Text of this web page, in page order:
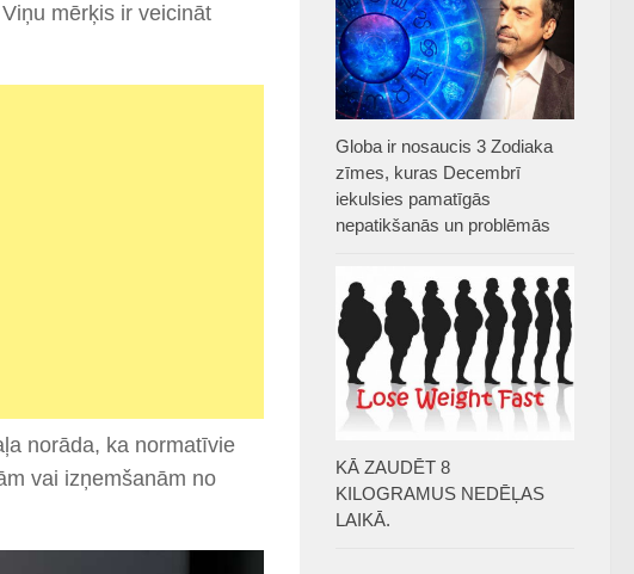
mērķis ir veicināt
norāda, ka normatīvie
vai izņemšanām no
Globa ir nosaucis 3 Zodiaka
zīmes, kuras Decembrī
iekulsies pamatīgās
nepatikšanās un problēmās
KĀ ZAUDĒT 8
KILOGRAMUS NEDĒĻAS
LAIKĀ.